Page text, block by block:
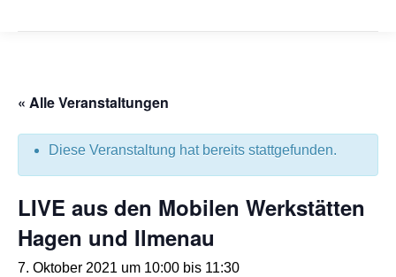
« Alle Veranstaltungen
Diese Veranstaltung hat bereits stattgefunden.
LIVE aus den Mobilen Werkstätten
Hagen und Ilmenau
7. Oktober 2021 um 10:00 bis 11:30